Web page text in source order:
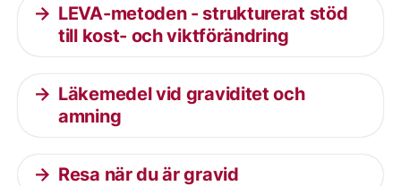
LEVA-metoden - strukturerat stöd
till kost- och viktförändring
Läkemedel vid graviditet och
amning
Resa när du är gravid